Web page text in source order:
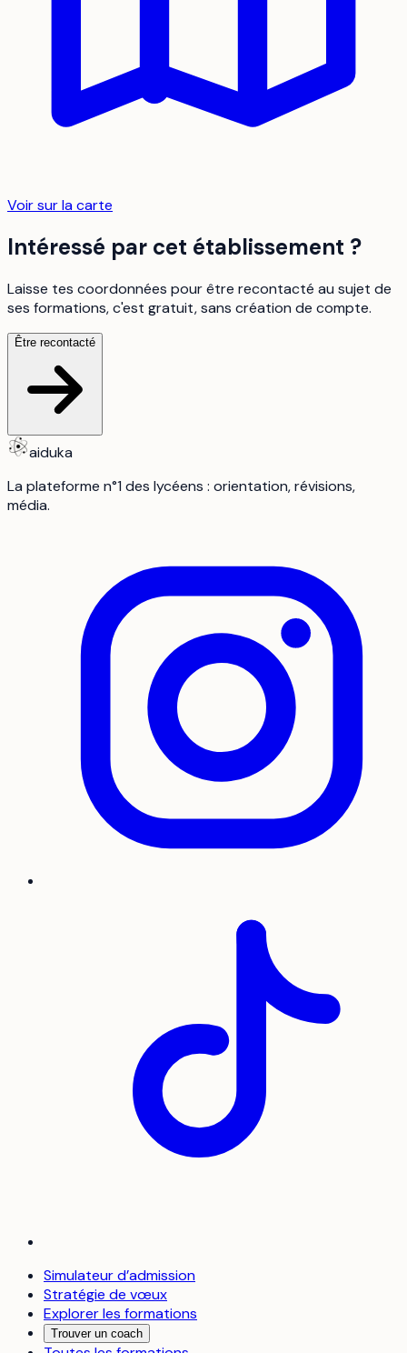
Voir sur la carte
Intéressé par cet établissement ?
Laisse tes coordonnées pour être recontacté au sujet de
ses formations, c'est gratuit, sans création de compte.
Être recontacté
aiduka
La plateforme n°1 des lycéens : orientation, révisions,
média.
Simulateur d’admission
Stratégie de vœux
Explorer les formations
Trouver un coach